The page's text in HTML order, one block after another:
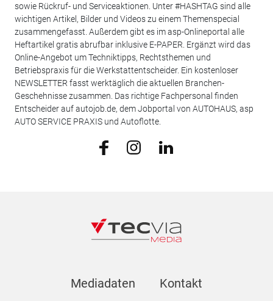
sowie Rückruf- und Serviceaktionen. Unter #HASHTAG sind alle
wichtigen Artikel, Bilder und Videos zu einem Themenspecial
zusammengefasst. Außerdem gibt es im asp-Onlineportal alle
Heftartikel gratis abrufbar inklusive E-PAPER. Ergänzt wird das
Online-Angebot um Techniktipps, Rechtsthemen und
Betriebspraxis für die Werkstattentscheider. Ein kostenloser
NEWSLETTER fasst werktäglich die aktuellen Branchen-
Geschehnisse zusammen. Das richtige Fachpersonal finden
Entscheider auf autojob.de, dem Jobportal von AUTOHAUS, asp
AUTO SERVICE PRAXIS und Autoflotte.
Mediadaten Kontakt